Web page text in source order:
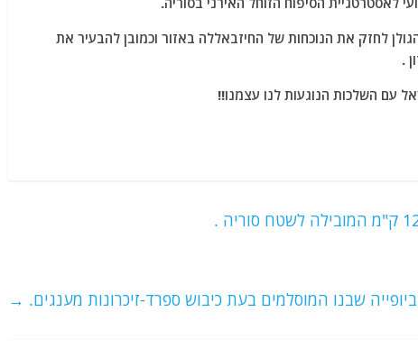
לחזק את הנוכחות של החיזבאללה באזור וכמובן להבעיר את
.
עם השלכות הנוגעות לנו עצמנו!!
שבנו המוסלמים בעת כיבוש ספרד-זיכרונות מענגים. →